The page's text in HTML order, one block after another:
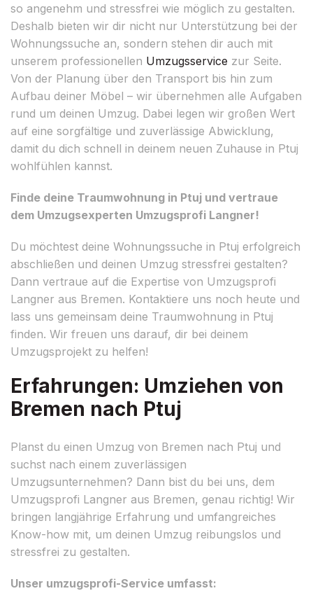
so angenehm und stressfrei wie möglich zu gestalten.
Deshalb bieten wir dir nicht nur Unterstützung bei der
Wohnungssuche an, sondern stehen dir auch mit
unserem professionellen Umzugsservice zur Seite.
Von der Planung über den Transport bis hin zum
Aufbau deiner Möbel – wir übernehmen alle Aufgaben
rund um deinen Umzug. Dabei legen wir großen Wert
auf eine sorgfältige und zuverlässige Abwicklung,
damit du dich schnell in deinem neuen Zuhause in Ptuj
wohlfühlen kannst.
Finde deine Traumwohnung in Ptuj und vertraue
dem Umzugsexperten Umzugsprofi Langner!
Du möchtest deine Wohnungssuche in Ptuj erfolgreich
abschließen und deinen Umzug stressfrei gestalten?
Dann vertraue auf die Expertise von Umzugsprofi
Langner aus Bremen. Kontaktiere uns noch heute und
lass uns gemeinsam deine Traumwohnung in Ptuj
finden. Wir freuen uns darauf, dir bei deinem
Umzugsprojekt zu helfen!
Erfahrungen: Umziehen von
Bremen nach Ptuj
Planst du einen Umzug von Bremen nach Ptuj und
suchst nach einem zuverlässigen
Umzugsunternehmen? Dann bist du bei uns, dem
Umzugsprofi Langner aus Bremen, genau richtig! Wir
bringen langjährige Erfahrung und umfangreiches
Know-how mit, um deinen Umzug reibungslos und
stressfrei zu gestalten.
Unser umzugsprofi-Service umfasst: